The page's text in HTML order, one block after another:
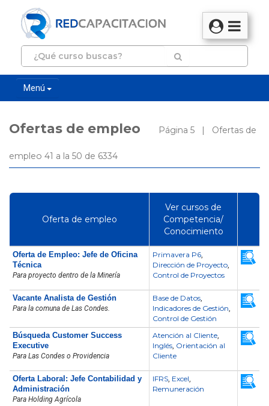
Menú
Ofertas de empleo Página 5 | Ofertas de
empleo 41 a la 50 de 6334
Oferta de empleo
Ver cursos de
Competencia/
Conocimiento
Oferta de Empleo: Jefe de Oficina
Técnica
Para proyecto dentro de la Minería
Primavera P6,
Dirección de Proyecto,
Control de Proyectos
Vacante Analista de Gestión
Para la comuna de Las Condes.
Base de Datos,
Indicadores de Gestión,
Control de Gestión
Búsqueda Customer Success
Executive
Para Las Condes o Providencia
Atención al Cliente,
Inglés, Orientación al
Cliente
Oferta Laboral: Jefe Contabilidad y
Administración
Para Holding Agrícola
IFRS, Excel,
Remuneración